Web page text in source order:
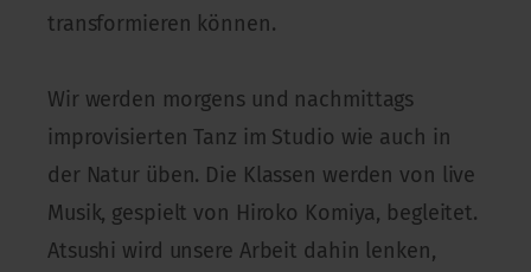
transformieren können.
Wir werden morgens und nachmittags
improvisierten Tanz im Studio wie auch in
der Natur üben. Die Klassen werden von live
Musik, gespielt von Hiroko Komiya, begleitet.
Atsushi wird unsere Arbeit dahin lenken,